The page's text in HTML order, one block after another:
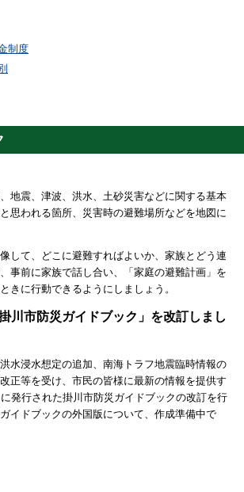
制度
地震、津波、洪水、土砂災害などに関する基本
思われる箇所、災害時の避難場所などを地図に
して、どこに避難すればよいか、家族とどう連
事前に家族で話し合い、
「家庭の避難計画」を
きに行動できるようにしましょう。
川市防災ガイドブック」を改訂しまし
水浸水想定の追加、南海トラフ地震臨時情報の
正等を受け、市民の皆様に最新の情報を提供す
発行された掛川市防災ガイドブックの改訂を行
イドブックの外国版について、作成準備中で